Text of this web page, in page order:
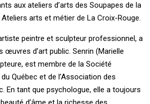
aux ateliers d’arts des Soupapes de la
arts et métier de La Croix-Rouge.
peintre et sculpteur professionnel, a
œuvres d’art public. Senrin (Marielle
est membre de la Société
Québec et de l’Association des
En tant que psychologue, elle a toujours